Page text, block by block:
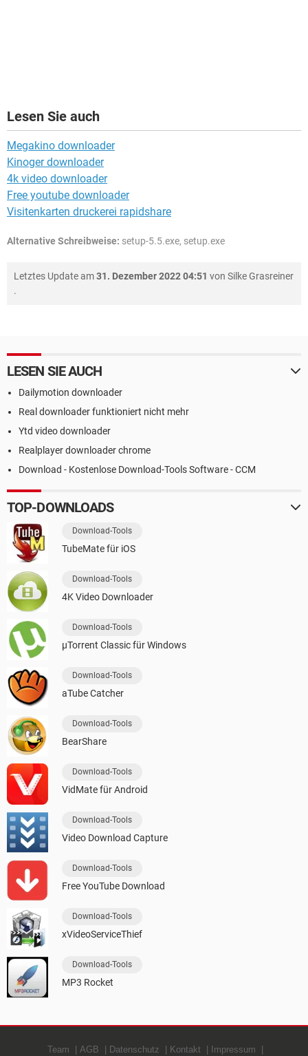
Lesen Sie auch
Megakino downloader
Kinoger downloader
4k video downloader
Free youtube downloader
Visitenkarten druckerei rapidshare
Alternative Schreibweise: setup-5.5.exe, setup.exe
Letztes Update am31. Dezember 2022 04:51 von Silke Grasreiner
.
LESEN SIE AUCH
Dailymotion downloader
Real downloader funktioniert nicht mehr
Ytd video downloader
Realplayer downloader chrome
Download - Kostenlose Download-Tools Software - CCM
TOP-DOWNLOADS
Download-Tools
TubeMate für iOS
Download-Tools
4K Video Downloader
Download-Tools
µTorrent Classic für Windows
Download-Tools
aTube Catcher
Download-Tools
BearShare
Download-Tools
VidMate für Android
Download-Tools
Video Download Capture
Download-Tools
Free YouTube Download
Download-Tools
xVideoServiceThief
Download-Tools
MP3 Rocket
Team AGB Datenschutz Kontakt Impressum